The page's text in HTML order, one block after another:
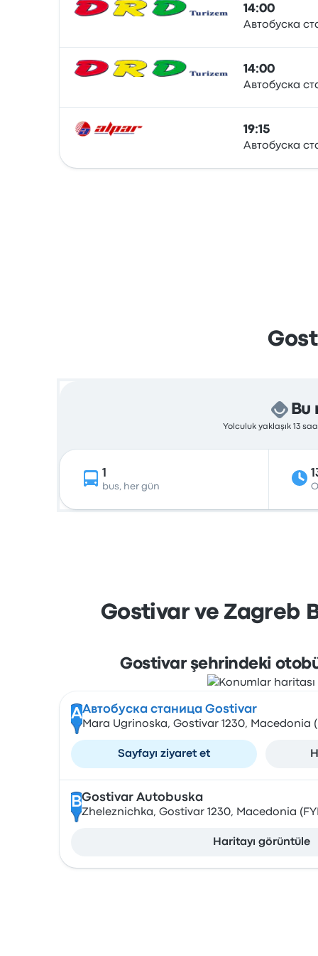
14:00
Автобуска
14:00
Автобуска
19:15
Автобуска
Yolculuk yaklaşık 13
1
bus, her gün
Gostivar ve Zagreb
Gostivar şehrindeki
AАвтобуска станица Gostivar
Mara Ugrinoska, Gostivar 1230, Macedonia
Sayfayı ziyaret et
BGostivar Autobuska
Zheleznichka, Gostivar 1230, Macedonia
Haritayı görüntüle